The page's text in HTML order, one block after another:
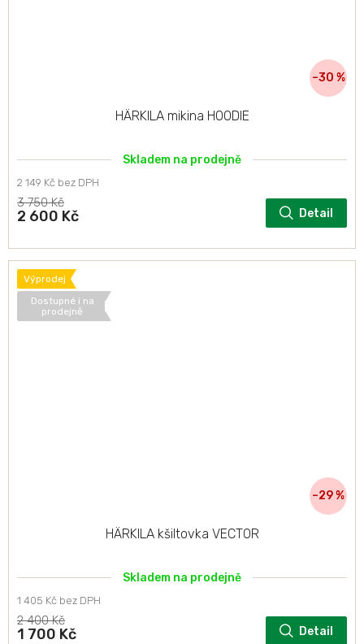
–30 %
HÄRKILA mikina HOODIE
Skladem na prodejně
2 149 Kč bez DPH
3 750 Kč
2 600 Kč Detail
Výprodej
Dostupné i na
prodejně
–29 %
HÄRKILA kšiltovka VECTOR
Skladem na prodejně
1 405 Kč bez DPH
2 400 Kč
1 700 Kč Detail